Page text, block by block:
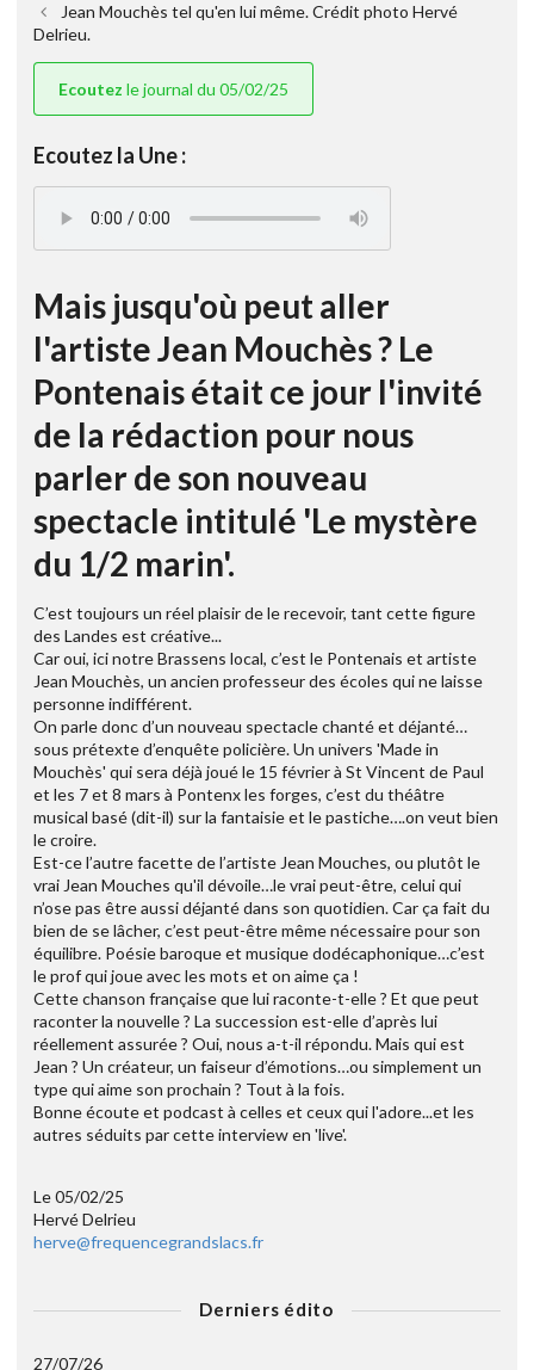
Jean Mouchès tel qu'en lui même. Crédit photo Hervé
Delrieu.
Ecoutez le journal du 05/02/25
Ecoutez la Une :
Mais jusqu'où peut aller
l'artiste Jean Mouchès ? Le
Pontenais était ce jour l'invité
de la rédaction pour nous
parler de son nouveau
spectacle intitulé 'Le mystère
du 1/2 marin'.
C’est toujours un réel plaisir de le recevoir, tant cette figure
des Landes est créative...
Car oui, ici notre Brassens local, c’est le Pontenais et artiste
Jean Mouchès, un ancien professeur des écoles qui ne laisse
personne indifférent.
On parle donc d’un nouveau spectacle chanté et déjanté…
sous prétexte d’enquête policière. Un univers 'Made in
Mouchès' qui sera déjà joué le 15 février à St Vincent de Paul
et les 7 et 8 mars à Pontenx les forges, c’est du théâtre
musical basé (dit-il) sur la fantaisie et le pastiche….on veut bien
le croire.
Est-ce l’autre facette de l’artiste Jean Mouches, ou plutôt le
vrai Jean Mouches qu'il dévoile…le vrai peut-être, celui qui
n’ose pas être aussi déjanté dans son quotidien. Car ça fait du
bien de se lâcher, c’est peut-être même nécessaire pour son
équilibre. Poésie baroque et musique dodécaphonique…c’est
le prof qui joue avec les mots et on aime ça !
Cette chanson française que lui raconte-t-elle ? Et que peut
raconter la nouvelle ? La succession est-elle d’après lui
réellement assurée ? Oui, nous a-t-il répondu. Mais qui est
Jean ? Un créateur, un faiseur d’émotions…ou simplement un
type qui aime son prochain ? Tout à la fois.
Bonne écoute et podcast à celles et ceux qui l'adore...et les
autres séduits par cette interview en 'live'.
Le 05/02/25
Hervé Delrieu
herve@frequencegrandslacs.fr
Derniers édito
27/07/26